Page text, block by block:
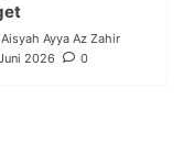
Ayya Az Zahir
2026
0